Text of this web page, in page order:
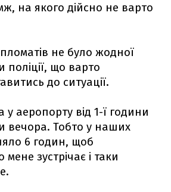
на якого дійсно не варто
не було жодної
що варто
до ситуації.
у аеропорту від 1-ї години
вечора. Тобто у наших
6 годин, щоб
зустрічає і таки